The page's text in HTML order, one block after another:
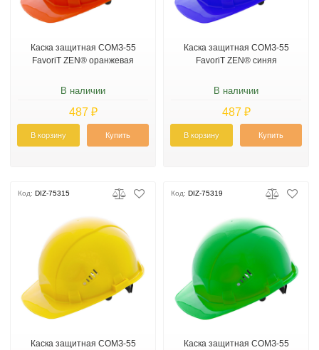
Каска защитная СОМЗ-55
FavoriT ZEN® оранжевая
В наличии
487 ₽
В корзину Купить
Каска защитная СОМЗ-55
FavoriT ZEN® синяя
В наличии
487 ₽
В корзину Купить
Код: DIZ-75315
Каска защитная СОМЗ-55
Код: DIZ-75319
Каска защитная СОМЗ-55